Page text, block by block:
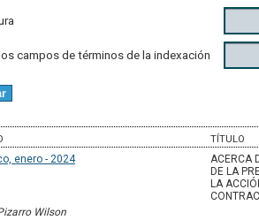
campos de términos de la indexación
TÍTULO
enero - 2024
ACERCA
DE LA
LA
Wilson